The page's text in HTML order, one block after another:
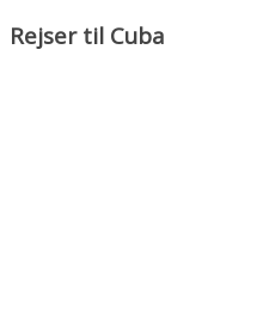
Rejser til Cuba